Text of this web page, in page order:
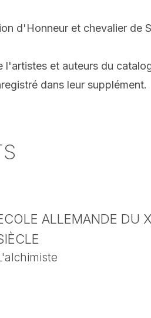
d'Honneur et chevalier de
l'artistes et auteurs du
dans leur supplément.
ALLEMANDE DU